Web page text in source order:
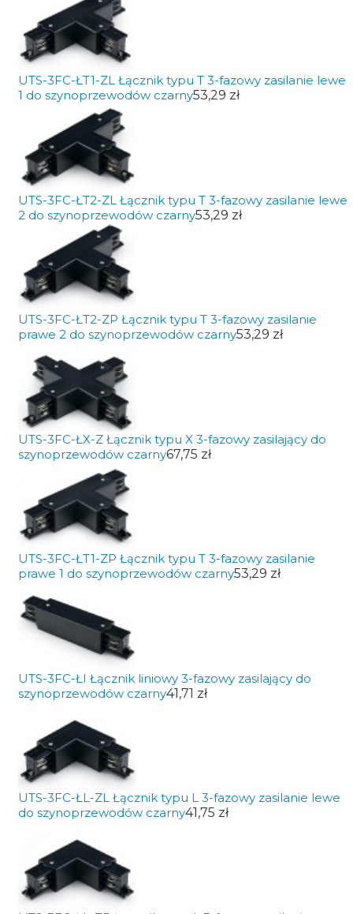
UTS-3FC-ŁT1-ZL Łącznik typu T 3-fazowy zasilanie lewe
1 do szynoprzewodów czarny53,29 zł
UTS-3FC-ŁT2-ZL Łącznik typu T 3-fazowy zasilanie lewe
2 do szynoprzewodów czarny53,29 zł
UTS-3FC-ŁT2-ZP Łącznik typu T 3-fazowy zasilanie
prawe 2 do szynoprzewodów czarny53,29 zł
UTS-3FC-ŁX-Z Łącznik typu X 3-fazowy zasilający do
szynoprzewodów czarny67,75 zł
UTS-3FC-ŁT1-ZP Łącznik typu T 3-fazowy zasilanie
prawe 1 do szynoprzewodów czarny53,29 zł
UTS-3FC-ŁI Łącznik liniowy 3-fazowy zasilający do
szynoprzewodów czarny41,71 zł
UTS-3FC-ŁL-ZL Łącznik typu L 3-fazowy zasilanie lewe
do szynoprzewodów czarny41,75 zł